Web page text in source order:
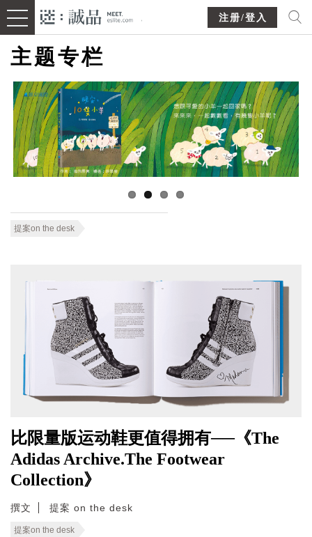
注册/登入
主题专栏
提案on the desk
比限量版运动鞋更值得拥有──《The
Adidas Archive.The Footwear
Collection》
撰文 提案 on the desk
提案on the desk